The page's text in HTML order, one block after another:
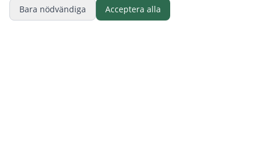
Bara nödvändiga
Acceptera alla